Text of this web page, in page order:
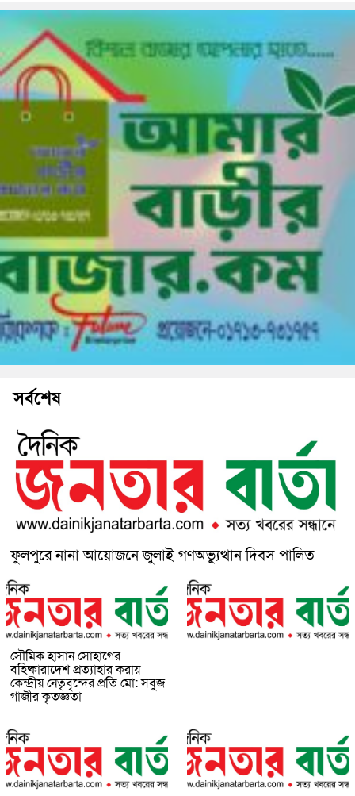
সর্বশেষ
ফুলপুরে নানা আয়োজনে জুলাই গণঅভ্যুত্থান দিবস পালিত
সৌমিক হাসান সোহাগের
বহিষ্কারাদেশ প্রত্যাহার করায়
কেন্দ্রীয় নেতৃবৃন্দের প্রতি মো: সবুজ
গাজীর কৃতজ্ঞতা